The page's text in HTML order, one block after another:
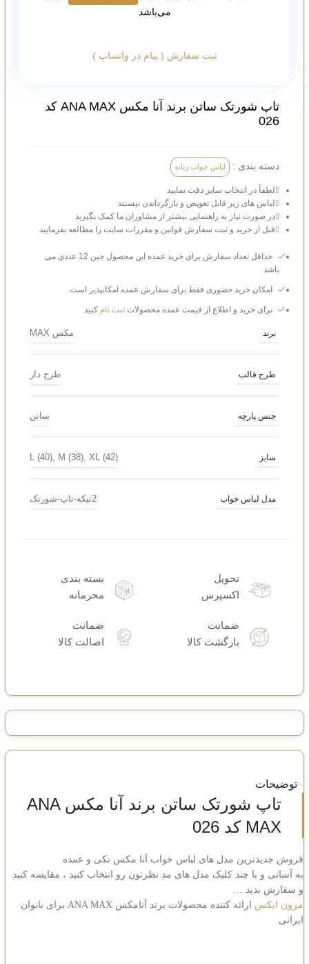
تاپ شورتک ساتن برند آنا مکس ANA MAX کد
026
دسته بندی : لباس خواب زنانه
لطفاً در انتخاب سایز دقت نمایید
لباس‌ های زیر قابل تعویض و بازگرداندن نیستند
در صورت نیاز به راهنمایی بیشتر از مشاوران ما کمک بگیرید
قبل از خرید و ثبت سفارش قوانین و مقررات سایت را مطالعه بفرمایید
حداقل تعداد سفارش برای خرید عمده این محصول جین 12 عددی می
باشد
امکان خرید حضوری فقط برای سفارش عمده امکانپذیر است
برای خرید و اطلاع از قیمت عمده محصولات ثبت نام کنید
برند مکس MAX
طرح قالب طرح دار
جنس پارچه ساتن
سایز L (40), M (38), XL (42)
مدل لباس خواب 2تیکه-تاپ-شورتک
ضمانت
اصالت کالا
ضمانت
بازگشت کالا
بسته بندی
محرمانه
تحویل
اکسپرس
می‌باشد
ثبت سفارش ( پیام در واتساپ )
توضیحات
تاپ شورتک ساتن برند آنا مکس ANA
MAX کد 026
فروش جدیدترین مدل های لباس خواب آنا مکس تکی و عمده
به آسانی و با چند کلیک مدل های مد نظرتون رو انتخاب کنید ، مقایسه کنید
و سفارش بدید …
مزون ایکس
ارائه کننده محصولات برند آنامکس ANA MAX برای بانوان
ایرانی